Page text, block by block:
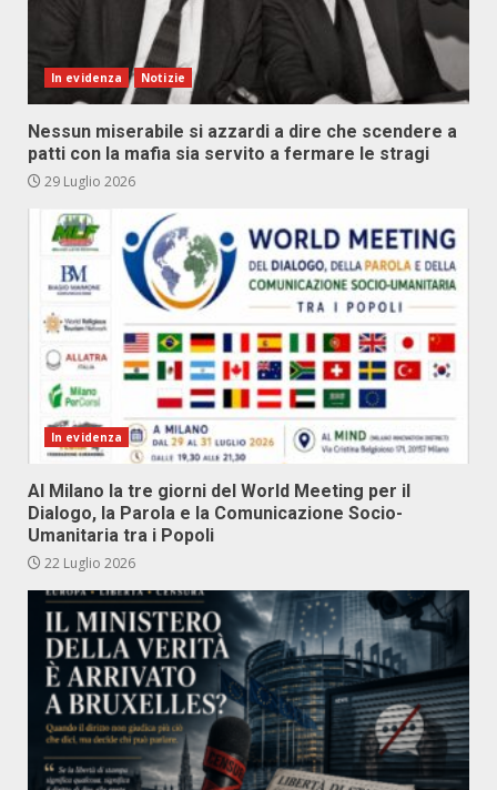
In evidenza Notizie
Nessun miserabile si azzardi a dire che scendere a
patti con la mafia sia servito a fermare le stragi
29 Luglio 2026
In evidenza
Al Milano la tre giorni del World Meeting per il
Dialogo, la Parola e la Comunicazione Socio-
Umanitaria tra i Popoli
22 Luglio 2026